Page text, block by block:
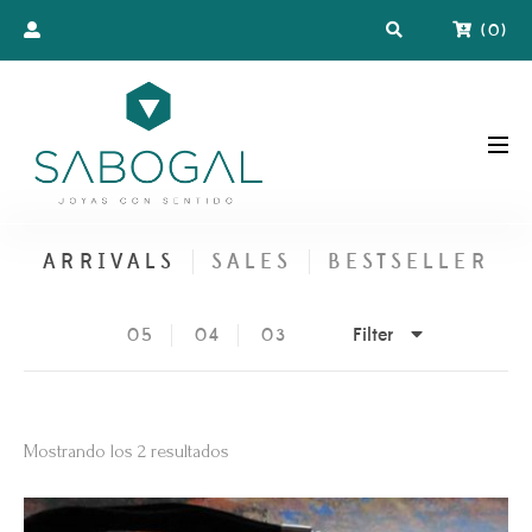
(0)
ARRIVALS SALES BESTSELLER
05 04 03 Filter
Mostrando los 2 resultados
los